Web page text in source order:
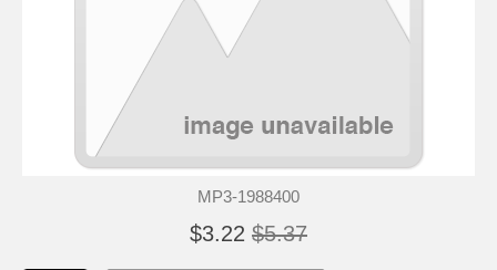
MP3-1988400
$3.22 $5.37